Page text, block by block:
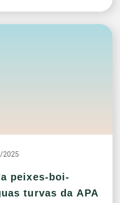
2025
peixes-boi-
turvas da APA